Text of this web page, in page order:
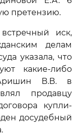
претензию.
иск,
делам
указала, что
какие-либо
Аришин В.В. в
продавцу
купли-
досудебный